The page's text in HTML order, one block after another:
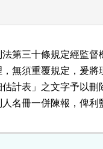
第三十條規定經監
，無須重覆規定，爰
估計表」之文字予以
人名冊一併陳報，俾